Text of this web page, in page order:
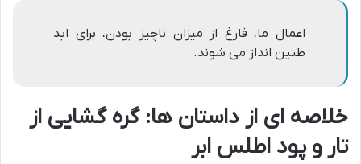
اعمال ما، فارغ از میزان ناچیز بودن، برای ابد
طنین انداز می شوند.
خلاصه ای از داستان ها: گره گشایی از
تار و پود اطلس ابر